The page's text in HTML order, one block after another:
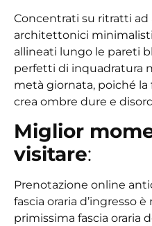
Concentrati su ritratti
architettonici
allineati lungo le pareti
perfetti di inquadratura
metà giornata, poiché
crea ombre dure e
Miglior
visitare:
Prenotazione online
fascia oraria d’ingresso
primissima fascia oraria